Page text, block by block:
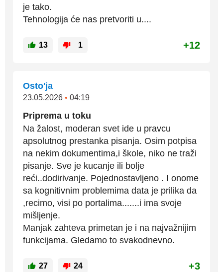
je tako.
Tehnologija će nas pretvoriti u....
13 1 +12
Osto'ja
23.05.2026 • 04:19
Priprema u toku
Na žalost, moderan svet ide u pravcu
apsolutnog prestanka pisanja. Osim potpisa
na nekim dokumentima,i škole, niko ne traži
pisanje. Sve je kucanje ili bolje
reći..dodirivanje. Pojednostavljeno . I onome
sa kognitivnim problemima data je prilika da
,recimo, visi po portalima.......i ima svoje
mišljenje.
Manjak zahteva primetan je i na najvažnijim
funkcijama. Gledamo to svakodnevno.
27 24 +3